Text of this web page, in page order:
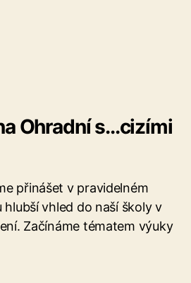
Ohradní s...cizími
přinášet v pravidelném
vhled do naší školy v
Začínáme tématem výuky